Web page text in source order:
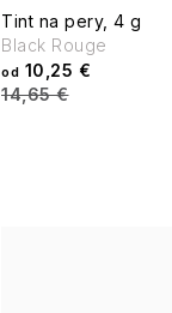
Tint na pery, 4 g
od 10,25 €
14,65 €
Black Rouge